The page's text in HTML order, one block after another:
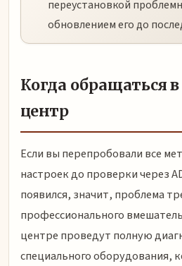
переустановкой
обновлением его до
Когда обращаться
центр
Если вы перепробовали все
настроек до проверки через
появился, значит, проблема
профессионального
центре проведут полную
специального оборудования,